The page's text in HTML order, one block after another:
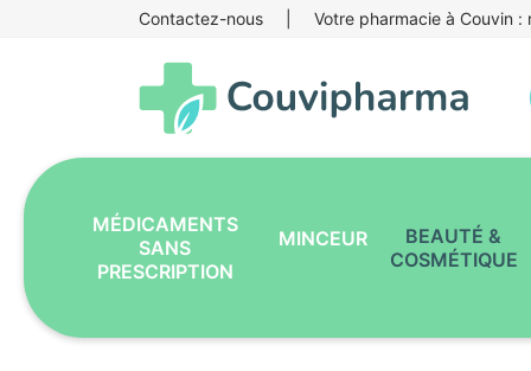
Contactez-nous Votre pharmacie à Couvin
MÉDICAMENTS
SANS
PRESCRIPTION
MINCEUR
BEAUTÉ &
COSMÉTIQUE